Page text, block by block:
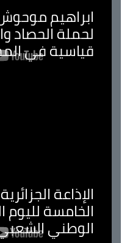
ابراهيم
لحملة الحصاد
قياسية في
الإذاعة
الخامسة لليوم
الوطني الشعبي